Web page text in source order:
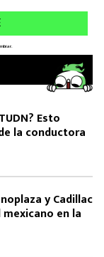
Esto
la conductora
y Cadillac
en la